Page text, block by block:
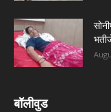
बॉलीवुड